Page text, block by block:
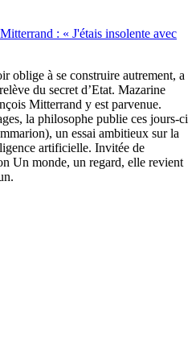
: « J'étais insolente avec
oblige à se construire autrement, a
du secret d’Etat. Mazarine
Mitterrand y est parvenue.
la philosophe publie ces jours-ci
un essai ambitieux sur la
artificielle. Invitée de
Un monde, un regard, elle revient